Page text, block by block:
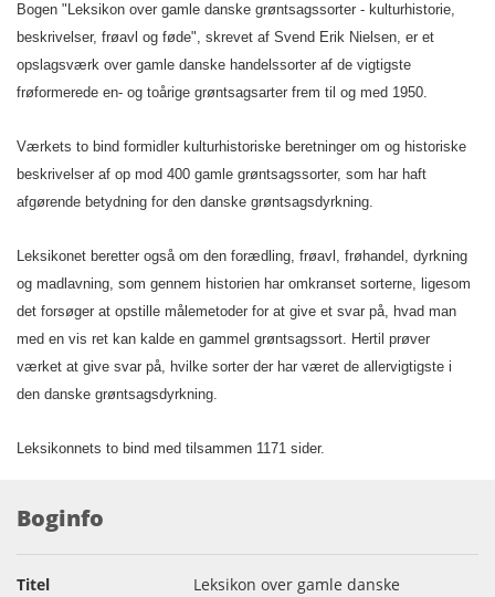
Bogen "Leksikon over gamle danske grøntsagssorter - kulturhistorie,
beskrivelser, frøavl og føde", skrevet af Svend Erik Nielsen, er et
opslagsværk over gamle danske handelssorter af de vigtigste
frøformerede en- og toårige grøntsagsarter frem til og med 1950.
Værkets to bind formidler kulturhistoriske beretninger om og historiske
beskrivelser af op mod 400 gamle grøntsagssorter, som har haft
afgørende betydning for den danske grøntsagsdyrkning.
Leksikonet beretter også om den forædling, frøavl, frøhandel, dyrkning
og madlavning, som gennem historien har omkranset sorterne, ligesom
det forsøger at opstille målemetoder for at give et svar på, hvad man
med en vis ret kan kalde en gammel grøntsagssort. Hertil prøver
værket at give svar på, hvilke sorter der har været de allervigtigste i
den danske grøntsagsdyrkning.
Leksikonnets to bind med tilsammen 1171 sider.
Boginfo
Titel
Leksikon over gamle danske